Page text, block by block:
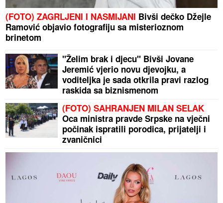
(FOTO) ZAGRLJENI I NASMIJANI Bivši dečko Džejle
Ramović objavio fotografiju sa misterioznom
brinetom
"Želim brak i djecu" Bivši Jovane
Jeremić vjerio novu djevojku, a
voditeljka je sada otkrila pravi razlog
raskida sa biznismenom
(FOTO) SAHRANJEN MILAN SELAK
Oca ministra pravde Srpske na vječni
počinak ispratili porodica, prijatelji i
zvaničnici